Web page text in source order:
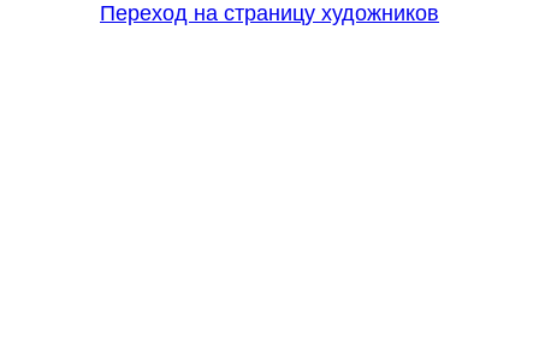
Переход на страницу художников